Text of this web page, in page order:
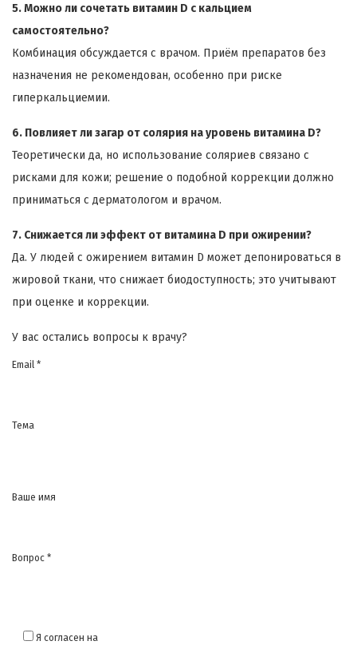
5. Можно ли сочетать витамин D с кальцием
самостоятельно?
Комбинация обсуждается с врачом. Приём препаратов без
назначения не рекомендован, особенно при риске
гиперкальциемии.
6. Повлияет ли загар от солярия на уровень витамина D?
Теоретически да, но использование соляриев связано с
рисками для кожи; решение о подобной коррекции должно
приниматься с дерматологом и врачом.
7. Снижается ли эффект от витамина D при ожирении?
Да. У людей с ожирением витамин D может депонироваться в
жировой ткани, что снижает биодоступность; это учитывают
при оценке и коррекции.
У вас остались вопросы к врачу?
Email *
Тема
Ваше имя
Вопрос *
Я согласен на